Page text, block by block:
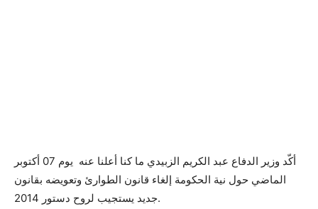
أكّد وزير الدفاع عبد الكريم الزبيدي ما كنا أعلنا عنه يوم 07 أكتوبر
الماضي حول نية الحكومة إلغاء قانون الطوارئ وتعويضه بقانون
جديد يستجيب لروح دستور 2014.